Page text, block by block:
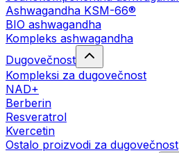
Ashwagandha KSM-66®
BIO ashwagandha
Kompleks ashwagandha
Dugovečnost
Kompleksi za dugovečnost
NAD+
Berberin
Resveratrol
Kvercetin
Ostalo proizvodi za dugovečnost